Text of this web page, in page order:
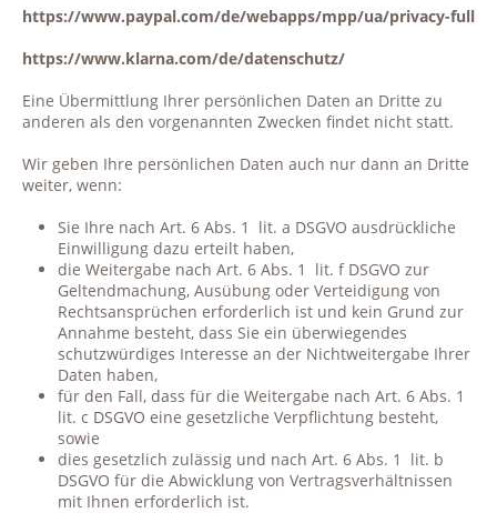
https://www.paypal.com/de/webapps/mpp/ua/privacy-full
https://www.klarna.com/de/datenschutz/
Eine Übermittlung Ihrer persönlichen Daten an Dritte zu
anderen als den vorgenannten Zwecken findet nicht statt.
Wir geben Ihre persönlichen Daten auch nur dann an Dritte
weiter, wenn:
Sie Ihre nach Art. 6 Abs. 1
lit. a DSGVO ausdrückliche
Einwilligung dazu erteilt haben,
die Weitergabe nach Art. 6 Abs. 1
lit. f DSGVO zur
Geltendmachung, Ausübung oder Verteidigung von
Rechtsansprüchen erforderlich ist und kein Grund zur
Annahme besteht, dass Sie ein überwiegendes
schutzwürdiges Interesse an der Nichtweitergabe Ihrer
Daten haben,
für den Fall, dass für die Weitergabe nach Art. 6 Abs. 1
lit. c DSGVO eine gesetzliche Verpflichtung besteht,
sowie
dies gesetzlich zulässig und nach Art. 6 Abs. 1
lit. b
DSGVO für die Abwicklung von Vertragsverhältnissen
mit Ihnen erforderlich ist.